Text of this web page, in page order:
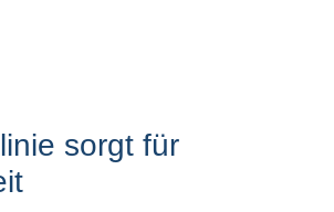
sorgt für